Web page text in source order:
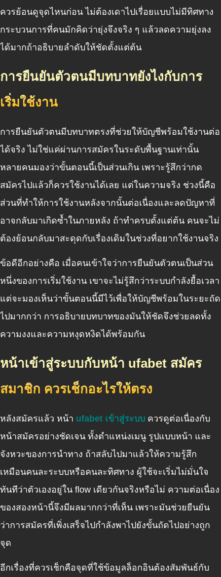
ควรย้อนดูจุดไหนก่อน ไม่ต้องเดาไปเรื่อยแบบไม่มีทิศทาง
กระบวนการที่คนมักคิดว่ายุ่งจึงจริง ๆ แล้วลดความยุ่งลง
ได้มากถ้าอธิบายลำดับให้ชัดตั้งแต่ต้น
การยืนยันตัวตนมีบทบาทยังไงกับการ
เริ่มใช้งาน
การยืนยันตัวตนมีบทบาทตรงที่ช่วยให้บัญชีพร้อมใช้งานต่อ
ได้จริง ไม่ใช่แค่ผ่านการสมัครในระดับพื้นฐานเท่านั้น
หลายคนมองว่าขั้นตอนนี้เป็นส่วนเกิน เพราะรู้สึกว่ากด
สมัครไปแล้วก็ควรใช้งานได้เลย แต่ในความจริง ช่วงนี้คือ
ส่วนที่ทำให้การใช้งานหลังจากนั้นต่อเนื่องและลดปัญหาที่
อาจกลับมาเกิดซ้ำในภายหลัง ถ้าทำครบตั้งแต่ต้น คนจะไม่
ต้องย้อนกลับมาสะดุดกับเรื่องเดิมในช่วงที่อยากใช้งานจริง
ข้อดีอีกอย่างคือ เมื่อคนเข้าใจว่าการยืนยันตัวตนเป็นส่วน
หนึ่งของการเริ่มใช้งาน เขาจะไม่รู้สึกว่าระบบกำลังยื้อเวลา
แต่จะมองเห็นว่าขั้นตอนนี้มีไว้เพื่อให้บัญชีพร้อมในระยะถัด
ไปมากกว่า การอธิบายบทบาทของมันให้ชัดจึงช่วยลดทั้ง
ความงงและความหงุดหงิดได้พร้อมกัน
หน้าเข้าสู่ระบบกับหน้า ufabet สมัคร
สมาชิก ควรเช็กอะไรให้ตรง
หลังสมัครแล้ว หน้า ufabet เข้าสู่ระบบ ควรดูต่อเนื่องกับ
หน้าสมัครอย่างชัดเจน ทั้งตำแหน่งเมนู รูปแบบหน้า และ
จังหวะของการนำทาง ถ้าสลับไปมาแล้วให้ความรู้สึก
เหมือนคนละระบบหรือคนละทิศทาง ผู้ใช้จะเริ่มไม่มั่นใจ
ทันทีว่าตัวเองอยู่ใน flow เดียวกันจริงหรือไม่ ความต่อเนื่อง
ของสองหน้านี้จึงมีผลมากกว่าที่เห็น เพราะมันช่วยยืนยัน
ว่าการสมัครที่เพิ่งเสร็จไปกำลังพาไปยังขั้นถัดไปอย่างถูก
จุด
อีกเรื่องที่ควรเช็กคือจุดที่ใช้ข้อมูลล็อกอินต้องสัมพันธ์กับ